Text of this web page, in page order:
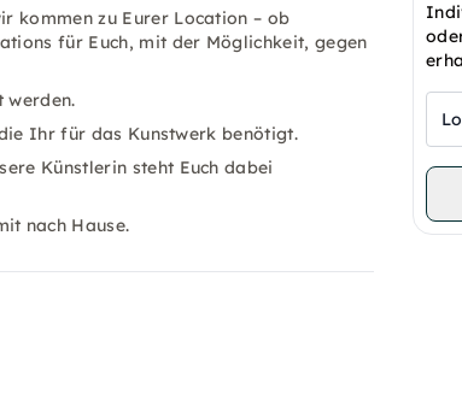
kommen zu Eurer Location – ob
für Euch, mit der Möglichkeit, gegen
werden.
Ihr für das Kunstwerk benötigt.
Künstlerin steht Euch dabei
nach Hause.